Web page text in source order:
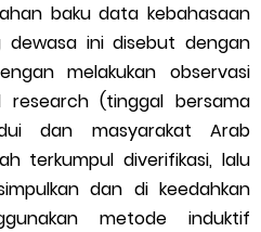
baku data kebahasaan
dewasa ini disebut dengan
melakukan observasi
research (tinggal bersama
dan masyarakat Arab
terkumpul diverifikasi, lalu
dan di keedahkan
metode induktif